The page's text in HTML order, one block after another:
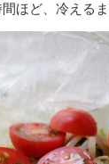
ど、冷えるま